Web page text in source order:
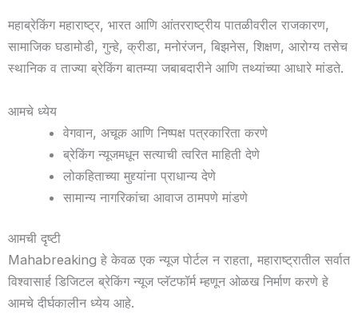
महाब्रेकिंग महाराष्ट्र, भारत आणि आंतरराष्ट्रीय पातळीवरील राजकारण,
सामाजिक घडामोडी, गुन्हे, क्रीडा, मनोरंजन, बिझनेस, शिक्षण, आरोग्य तसेच
स्थानिक व ताज्या ब्रेकिंग बातम्या जबाबदारीने आणि तथ्यांच्या आधारे मांडते.
आमचे ध्येय
वेगवान, अचूक आणि निष्पक्ष पत्रकारिता करणे
ब्रेकिंग न्यूजमधून सत्याची त्वरित माहिती देणे
लोकहिताच्या मुद्द्यांना प्राधान्य देणे
सामान्य नागरिकांचा आवाज ठामपणे मांडणे
आमची दृष्टी
Mahabreaking हे केवळ एक न्यूज पोर्टल न राहता, महाराष्ट्रातील सर्वात
विश्वासार्ह डिजिटल ब्रेकिंग न्यूज प्लॅटफॉर्म म्हणून ओळख निर्माण करणे हे
आमचे दीर्घकालीन ध्येय आहे.